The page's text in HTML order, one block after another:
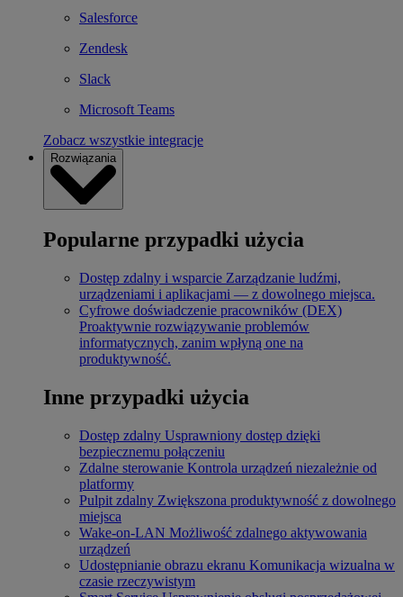
Salesforce
Zendesk
Slack
Microsoft Teams
Zobacz wszystkie integracje
Rozwiązania
Popularne przypadki użycia
Dostęp zdalny i wsparcie Zarządzanie ludźmi,
urządzeniami i aplikacjami — z dowolnego miejsca.
Cyfrowe doświadczenie pracowników (DEX)
Proaktywnie rozwiązywanie problemów
informatycznych, zanim wpłyną one na
produktywność.
Inne przypadki użycia
Dostęp zdalny Usprawniony dostęp dzięki
bezpiecznemu połączeniu
Zdalne sterowanie Kontrola urządzeń niezależnie od
platformy
Pulpit zdalny Zwiększona produktywność z dowolnego
miejsca
Wake-on-LAN Możliwość zdalnego aktywowania
urządzeń
Udostępnianie obrazu ekranu Komunikacja wizualna w
czasie rzeczywistym